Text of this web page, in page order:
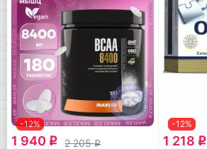
-12%
1 940 q 2 205q
-12%
1 218 q